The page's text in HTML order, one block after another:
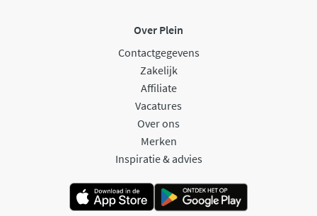
Over Plein
Contactgegevens
Zakelijk
Affiliate
Vacatures
Over ons
Merken
Inspiratie & advies